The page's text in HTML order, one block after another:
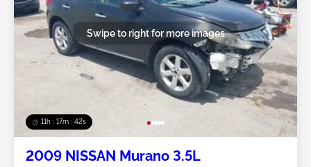
11h : 17m : 40s
Swipe to right for more images
2009 NISSAN Murano 3.5L